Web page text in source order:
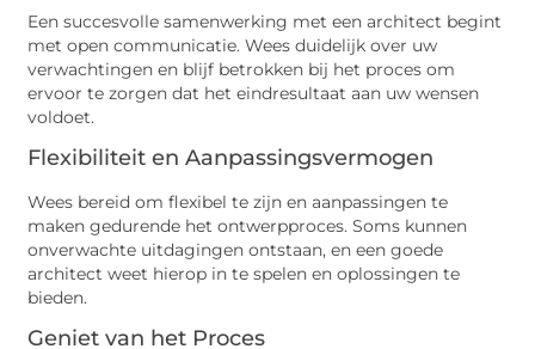
Een succesvolle samenwerking met een architect begint
met open communicatie. Wees duidelijk over uw
verwachtingen en blijf betrokken bij het proces om
ervoor te zorgen dat het eindresultaat aan uw wensen
voldoet.
Flexibiliteit en Aanpassingsvermogen
Wees bereid om flexibel te zijn en aanpassingen te
maken gedurende het ontwerpproces. Soms kunnen
onverwachte uitdagingen ontstaan, en een goede
architect weet hierop in te spelen en oplossingen te
bieden.
Geniet van het Proces